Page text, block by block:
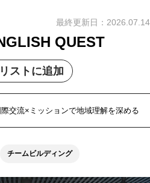
最終更新日： 2026.07.14
QUEST
ストに追加
交流×ミッションで地域理解を深める
チームビルディング